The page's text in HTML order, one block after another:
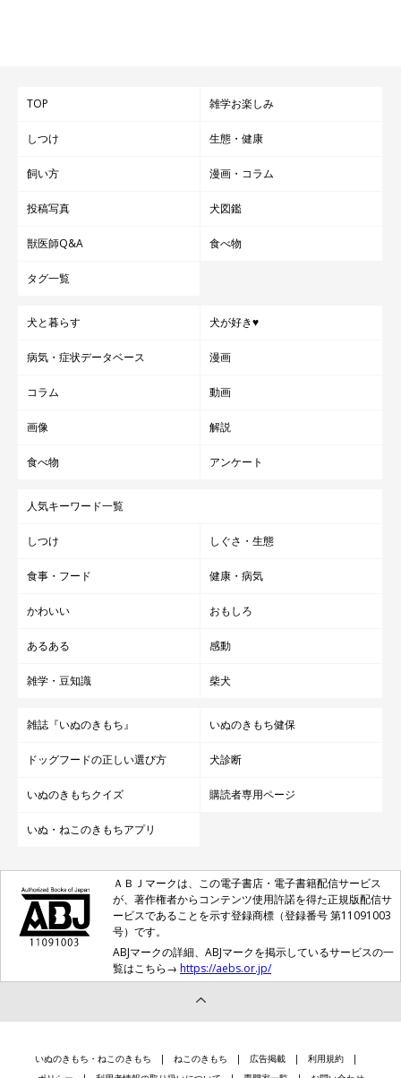
TOP 雑学お楽しみ
しつけ 生態・健康
飼い方 漫画・コラム
投稿写真 犬図鑑
獣医師Q&A 食べ物
タグ一覧
犬と暮らす 犬が好き♥
病気・症状データベース 漫画
コラム 動画
画像 解説
食べ物 アンケート
人気キーワード一覧
しつけ しぐさ・生態
食事・フード 健康・病気
かわいい おもしろ
あるある 感動
雑学・豆知識 柴犬
雑誌『いぬのきもち』 いぬのきもち健保
ドッグフードの正しい選び方 犬診断
いぬのきもちクイズ 購読者専用ページ
いぬ・ねこのきもちアプリ
ＡＢＪマークは、この電子書店・電子書籍配信サービス
が、著作権者からコンテンツ使用許諾を得た正規版配信サ
ービスであることを示す登録商標（登録番号 第11091003
号）です。
ABJマークの詳細、ABJマークを掲示しているサービスの一
覧はこちら→ https://aebs.or.jp/
いぬのきもち・ねこのきもち ねこのきもち 広告掲載
利用規約